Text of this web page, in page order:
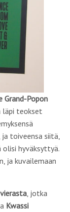
Grand-Popon
läpi teokset
toiveensa siitä,
hyväksyttyä.
ja kuvailemaan
, jotka
Kwassi